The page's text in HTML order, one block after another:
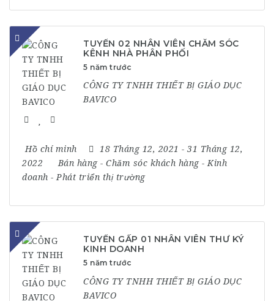
TUYỂN 02 NHÂN VIÊN CHĂM SÓC
KÊNH NHÀ PHÂN PHỐI
5 năm trước
CÔNG TY TNHH THIẾT BỊ GIÁO DỤC
BAVICO
Hồ chí minh 18 Tháng 12, 2021 - 31 Tháng 12,
2022
Bán hàng- Chăm sóc khách hàng- Kinh
doanh - Phát triển thị trường
TUYỂN GẤP 01 NHÂN VIÊN THƯ KÝ
KINH DOANH
5 năm trước
CÔNG TY TNHH THIẾT BỊ GIÁO DỤC
BAVICO